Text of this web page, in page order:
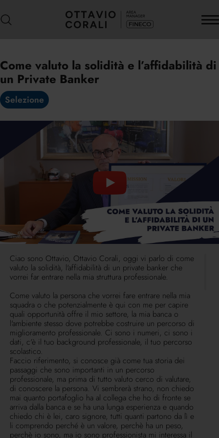
Come valuto la solidità e l’affidabilità di
un Private Banker
Selezione
Ciao sono Ottavio, Ottavio Corali, oggi vi parlo di come
valuto la solidità, l'affidabilità di un private banker che
vorrei far entrare nella mia struttura professionale.
Come valuto la persona che vorrei fare entrare nella mia
squadra o che potenzialmente è qui con me per capire
quali opportunità offre il mio settore, la mia banca o
l'ambiente stesso dove potrebbe costruire un percorso di
miglioramento professionale. Ci sono i numeri, ci sono i
dati, c'è il tuo background professionale, il tuo percorso
scolastico.
Faccio riferimento, si conosce già come tua storia dei
passaggi che sono importanti in un percorso
professionale, ma prima di tutto valuto cerco di valutare,
di conoscere la persona. Vi sembrerà strano, non chiedo
mai quanto portafoglio ha al collega che ho di fronte se
arriva dalla banca e se ha una lunga esperienza e quando
chiedo chi è lei, caro signore, tutti quanti partono da lì e
li comprendo perché è un valore, perchè ha un peso,
perchè io sono, ma io sono professionista mi interessa il